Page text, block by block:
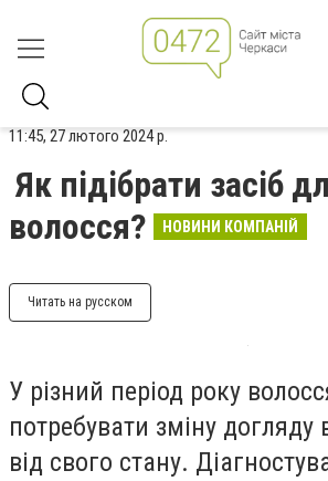
11:45, 27 лютого 2024 р.
Як підібрати засіб
волосся?
НОВИНИ КОМПАНІЙ
Читать на русском
У різний період року
потребувати зміну догляду
від свого стану.